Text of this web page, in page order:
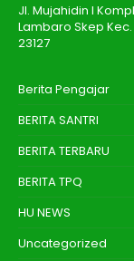
Jl. Mujahidin I
Lambaro Skep
23127
Berita Pengajar
BERITA SANTRI
BERITA TERBARU
BERITA TPQ
HU NEWS
Uncategorized